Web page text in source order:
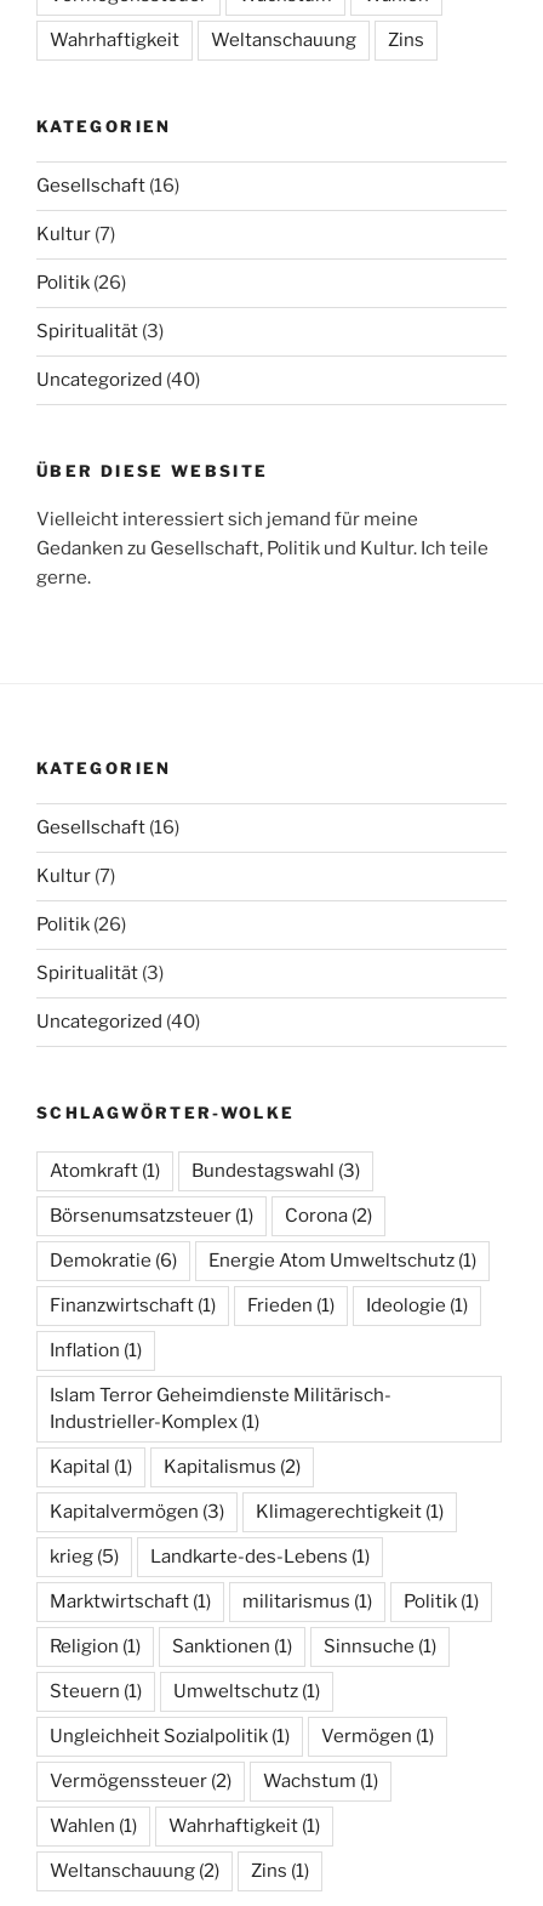
Wahrhaftigkeit Weltanschauung Zins
KATEGORIEN
Gesellschaft (16)
Kultur (7)
Politik (26)
Spiritualität (3)
Uncategorized (40)
ÜBER DIESE WEBSITE
Vielleicht interessiert sich jemand für meine
Gedanken zu Gesellschaft, Politik und Kultur. Ich teile
gerne.
KATEGORIEN
Gesellschaft (16)
Kultur (7)
Politik (26)
Spiritualität (3)
Uncategorized (40)
SCHLAGWÖRTER-WOLKE
Atomkraft (1) Bundestagswahl (3)
Börsenumsatzsteuer (1) Corona (2)
Demokratie (6) Energie Atom Umweltschutz (1)
Finanzwirtschaft (1) Frieden (1) Ideologie (1)
Inflation (1)
Islam Terror Geheimdienste Militärisch-
Industrieller-Komplex (1)
Kapital (1) Kapitalismus (2)
Kapitalvermögen (3) Klimagerechtigkeit (1)
krieg (5) Landkarte-des-Lebens (1)
Marktwirtschaft (1) militarismus (1) Politik (1)
Religion (1) Sanktionen (1) Sinnsuche (1)
Steuern (1) Umweltschutz (1)
Ungleichheit Sozialpolitik (1) Vermögen (1)
Vermögenssteuer (2) Wachstum (1)
Wahlen (1) Wahrhaftigkeit (1)
Weltanschauung (2) Zins (1)